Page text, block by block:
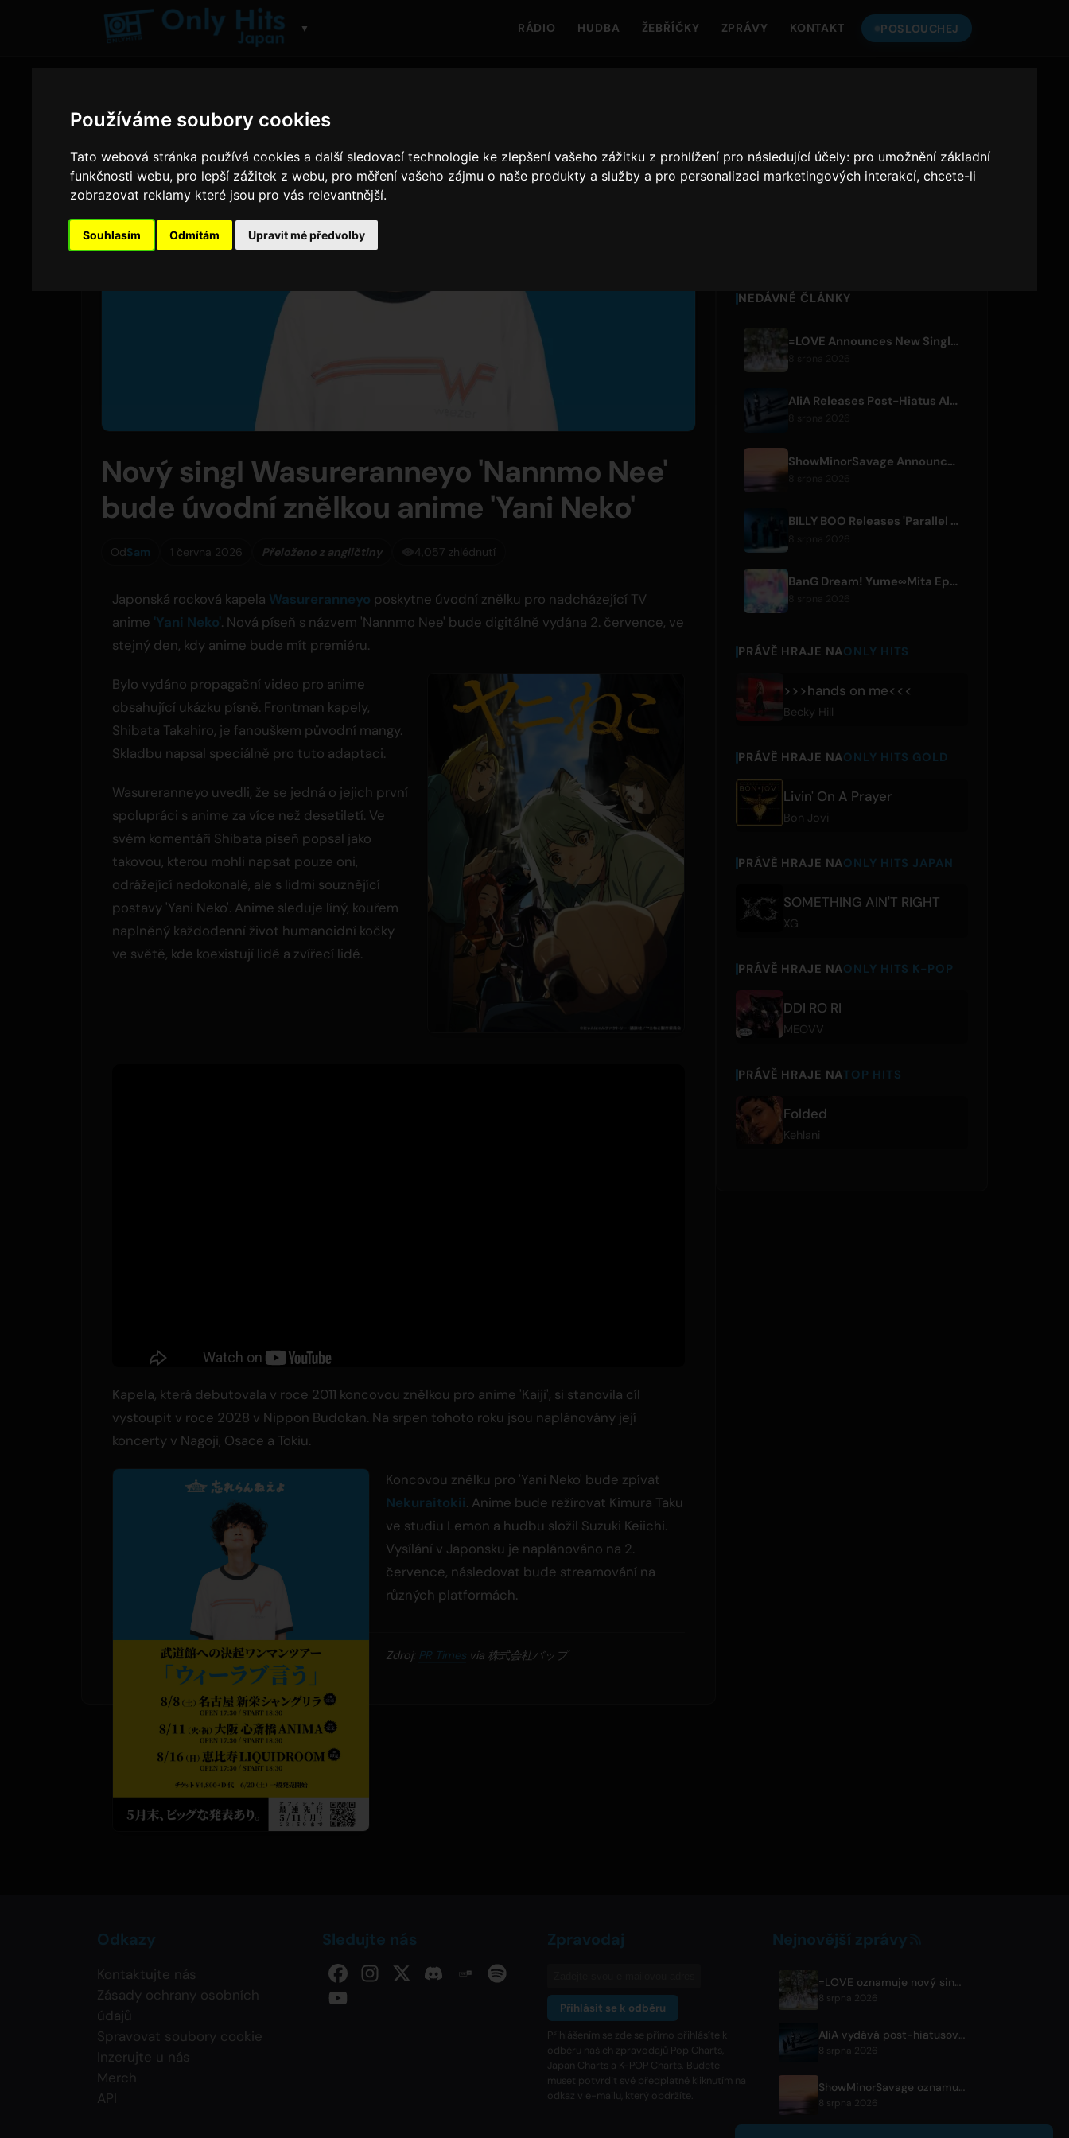
Používáme soubory cookies
Tato webová stránka používá cookies a další sledovací technologie ke zlepšení vašeho zážitku z prohlížení pro následující účely: pro umožnění základní
funkčnosti webu, pro lepší zážitek z webu, pro měření vašeho zájmu o naše produkty a služby a pro personalizaci marketingových interakcí,chcete-li
zobrazovat reklamy které jsou pro vás relevantnější.
Souhlasím Odmítám Upravit mé předvolby
▼ RÁDIO HUDBA ŽEBŘÍČKY ZPRÁVY KONTAKT POSLOUCHEJ
Nový singl Wasureranneyo 'Nannmo Nee'
bude úvodní znělkou anime 'Yani Neko'
OdSam 1 června 2026 Přeloženo z angličtiny 4,057 zhlédnutí
Japonská rocková kapela Wasureranneyo poskytne úvodní znělku pro nadcházející TV
anime 'Yani Neko'. Nová píseň s názvem 'Nannmo Nee' bude digitálně vydána 2. července, ve
stejný den, kdy anime bude mít premiéru.
Bylo vydáno propagační video pro anime
obsahující ukázku písně. Frontman kapely,
Shibata Takahiro, je fanouškem původní mangy.
Skladbu napsal speciálně pro tuto adaptaci.
Wasureranneyo uvedli, že se jedná o jejich první
spolupráci s anime za více než desetiletí. Ve
svém komentáři Shibata píseň popsal jako
takovou, kterou mohli napsat pouze oni,
odrážející nedokonalé, ale s lidmi souznějící
postavy 'Yani Neko'. Anime sleduje líný, kouřem
naplněný každodenní život humanoidní kočky
ve světě, kde koexistují lidé a zvířecí lidé.
Kapela, která debutovala v roce 2011 koncovou znělkou pro anime 'Kaiji', si stanovila cíl
vystoupit v roce 2028 v Nippon Budokan. Na srpen tohoto roku jsou naplánovány její
koncerty v Nagoji, Osace a Tokiu.
Koncovou znělku pro 'Yani Neko' bude zpívat
Nekuraitokii. Anime bude režírovat Kimura Taku
ve studiu Lemon a hudbu složil Suzuki Keiichi.
Vysílání v Japonsku je naplánováno na 2.
července, následovat bude streamování na
různých platformách.
Zdroj: PR Times via 株式会社バップ
NEDÁVNÉ ČLÁNKY
=LOVE Announces New Single 'Koi, Hajimemashita.' and Tokyo Dome Concerts
8 srpna 2026
AliA Releases Post-Hiatus Album 'mate', Announces Tokyo Live
ShowMinorSavage Announces New Digital Single 'Gradation'
BILLY BOO Releases 'Parallel Night-EP' Featuring TV Drama Theme Song
BanG Dream! Yume∞Mita Episode 8 Live Clip Released
PRÁVĚ HRAJE NAONLY HITS
>>>hands on me<<<
Becky Hill
PRÁVĚ HRAJE NAONLY HITS GOLD
Livin' On A Prayer
Bon Jovi
PRÁVĚ HRAJE NAONLY HITS JAPAN
SOMETHING AIN'T RIGHT
XG
PRÁVĚ HRAJE NAONLY HITS K-POP
DDI RO RI
MEOVV
PRÁVĚ HRAJE NATOP HITS
Folded
Kehlani
Odkazy
Kontaktujte nás
Zásady ochrany osobních
údajů
Spravovat soubory cookie
Inzerujte u nás
Merch
API
Sledujte nás Zpravodaj
Přihlásit se k odběru
Přihlášením se zde se přímo přihlásíte k
odběru našich zpravodajů Pop Charts,
Japan Charts a K-POP Charts. Budete
muset potvrdit své předplatné kliknutím na
odkaz v e-mailu, který obdržíte.
Nejnovější zprávy
=LOVE oznamuje nový singl 'Koi, Hajimemashita.' a koncerty v Tokyo Dome
8 srpna 2026
AliA vydává post-hiatusové album 'mate' a oznamuje živák v Tokiu
8 srpna 2026
ShowMinorSavage oznamuje nový digitální singl 'Gradation'
8 srpna 2026